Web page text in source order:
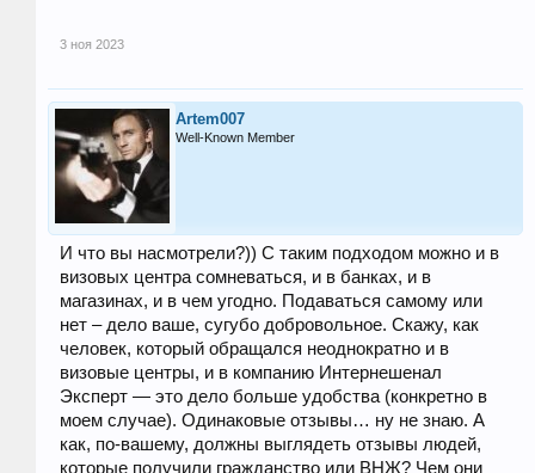
3 ноя 2023
Artem007
Well-Known Member
И что вы насмотрели?)) C таким подходом можно и в
визовых центра сомневаться, и в банках, и в
магазинах, и в чем угодно. Подаваться самому или
нет – дело ваше, сугубо добровольное. Скажу, как
человек, который обращался неоднократно и в
визовые центры, и в компанию Интернешенал
Эксперт — это дело больше удобства (конкретно в
моем случае). Одинаковые отзывы… ну не знаю. А
как, по-вашему, должны выглядеть отзывы людей,
которые получили гражданство или ВНЖ? Чем они